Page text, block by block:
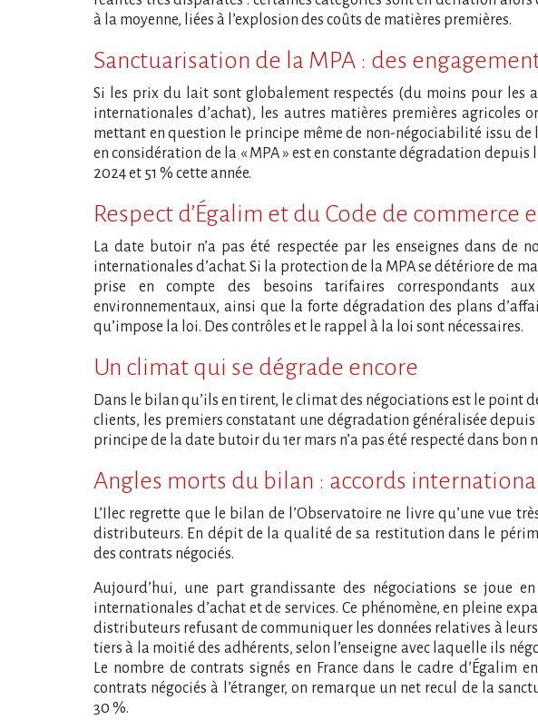
à la moyenne, liées à l’explosion des coûts de matières premières.
Sanctuarisation de la MPA : des
Si les prix du lait sont globalement respectés (du moins pour les
internationales d’achat), les autres matières premières agricoles
mettant en question le principe même de non-négociabilité issu de
en considération de la « MPA » est en constante dégradation depuis
2024 et 51 % cette année.
Respect d’Égalim et du Code de commerce
La date butoir n’a pas été respectée par les enseignes dans de
internationales d’achat. Si la protection de la MPA se détériore de
prise en compte des besoins tarifaires correspondants
environnementaux, ainsi que la forte dégradation des plans
qu’impose la loi. Des contrôles et le rappel à la loi sont nécessaires.
Un climat qui se dégrade encore
Dans le bilan qu’ils en tirent, le climat des négociations est le point
clients, les premiers constatant une dégradation généralisée
principe de la date butoir du 1er mars n’a pas été respecté dans bon
Angles morts du bilan : accords
L’Ilec regrette que le bilan de l’Observatoire ne livre qu’une vue
distributeurs. En dépit de la qualité de sa restitution dans le
des contrats négociés.
Aujourd’hui, une part grandissante des négociations se joue
internationales d’achat et de services. Ce phénomène, en pleine
distributeurs refusant de communiquer les données relatives à
tiers à la moitié des adhérents, selon l’enseigne avec laquelle ils
Le nombre de contrats signés en France dans le cadre d’Égalim
contrats négociés à l’étranger, on remarque un net recul de la
30 %.